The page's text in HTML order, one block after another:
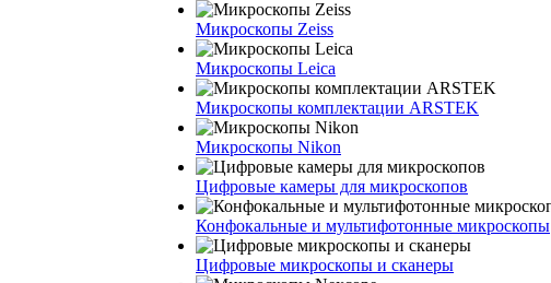
Микроскопы Zeiss
Микроскопы Leica
Микроскопы комплектации ARSTEK
Микроскопы Nikon
Цифровые камеры для микроскопов
Конфокальные и мультифотонные микроскопы
Цифровые микроскопы и сканеры